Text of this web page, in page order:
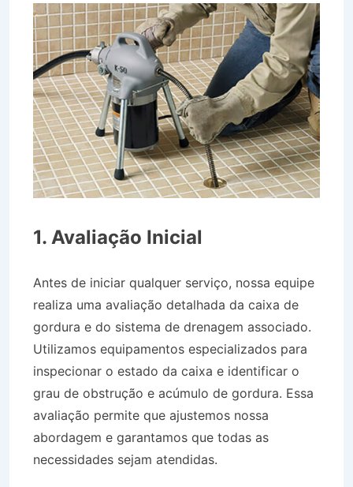
1. Avaliação Inicial
Antes de iniciar qualquer serviço, nossa equipe
realiza uma avaliação detalhada da caixa de
gordura e do sistema de drenagem associado.
Utilizamos equipamentos especializados para
inspecionar o estado da caixa e identificar o
grau de obstrução e acúmulo de gordura. Essa
avaliação permite que ajustemos nossa
abordagem e garantamos que todas as
necessidades sejam atendidas.